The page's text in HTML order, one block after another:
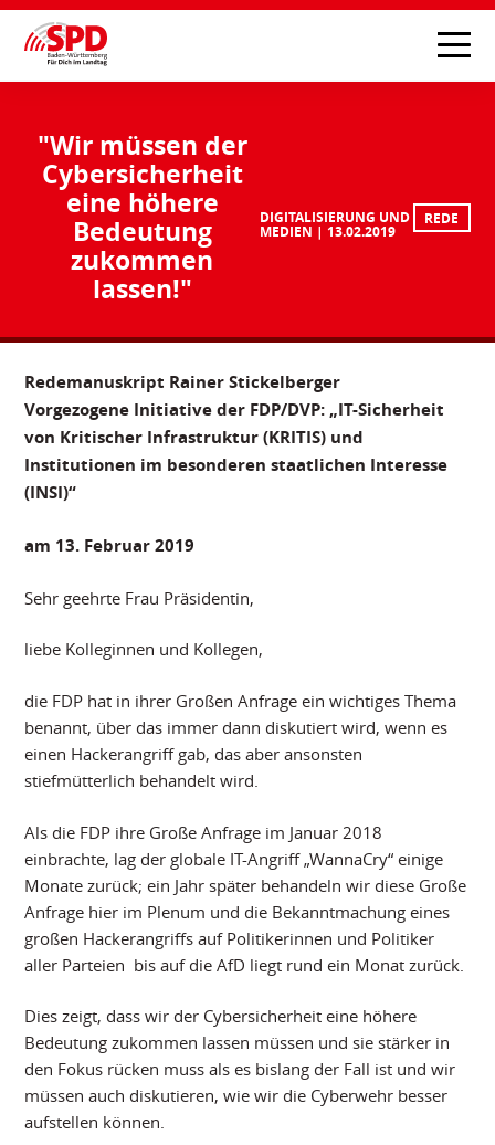
"Wir müssen der
Cybersicherheit
eine höhere
Bedeutung
zukommen
lassen!"
DIGITALISIERUNG UND
MEDIEN 13.02.2019
REDE
Redemanuskript Rainer Stickelberger
Vorgezogene Initiative der FDP/DVP: „IT-Sicherheit
von Kritischer Infrastruktur (KRITIS) und
Institutionen im besonderen staatlichen Interesse
(INSI)“
am 13. Februar 2019
Sehr geehrte Frau Präsidentin,
liebe Kolleginnen und Kollegen,
die FDP hat in ihrer Großen Anfrage ein wichtiges Thema
benannt, über das immer dann diskutiert wird, wenn es
einen Hackerangriff gab, das aber ansonsten
stiefmütterlich behandelt wird.
Als die FDP ihre Große Anfrage im Januar 2018
einbrachte, lag der globale IT-Angriff „WannaCry“ einige
Monate zurück; ein Jahr später behandeln wir diese Große
Anfrage hier im Plenum und die Bekanntmachung eines
großen Hackerangriffs auf Politikerinnen und Politiker
aller Parteien bis auf die AfD liegt rund ein Monat zurück.
Dies zeigt, dass wir der Cybersicherheit eine höhere
Bedeutung zukommen lassen müssen und sie stärker in
den Fokus rücken muss als es bislang der Fall ist und wir
müssen auch diskutieren, wie wir die Cyberwehr besser
aufstellen können.